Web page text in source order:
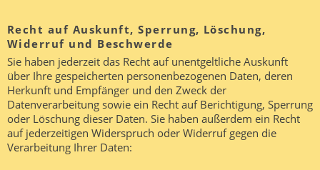
Recht auf Auskunft, Sperrung, Löschung,
Widerruf und Beschwerde
Sie haben jederzeit das Recht auf unentgeltliche Auskunft
über Ihre gespeicherten personenbezogenen Daten, deren
Herkunft und Empfänger und den Zweck der
Datenverarbeitung sowie ein Recht auf Berichtigung, Sperrung
oder Löschung dieser Daten. Sie haben außerdem ein Recht
auf jederzeitigen Widerspruch oder Widerruf gegen die
Verarbeitung Ihrer Daten: